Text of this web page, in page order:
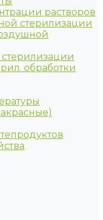
растворов
стерилизации
обработки